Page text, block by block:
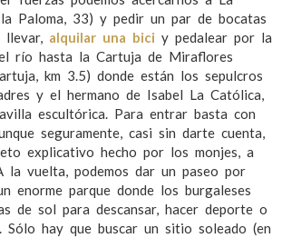
Paloma, 33) y pedir un par de bocatas
llevar, alquilar una bici y pedalear por la
río hasta la Cartuja de Miraflores
km 3.5) donde están los sepulcros
y el hermano de Isabel La Católica,
escultórica. Para entrar basta con
seguramente, casi sin darte cuenta,
explicativo hecho por los monjes, a
la vuelta, podemos dar un paseo por
enorme parque donde los burgaleses
de sol para descansar, hacer deporte o
Sólo hay que buscar un sitio soleado (en